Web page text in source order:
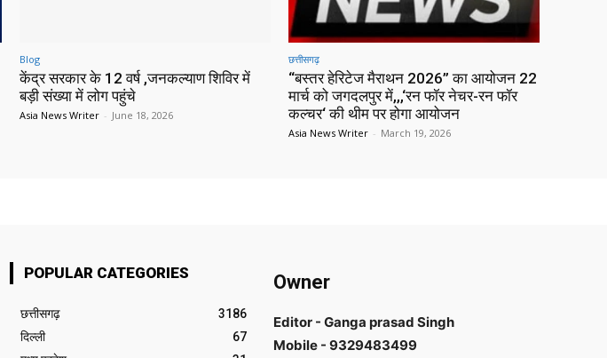
Blog
केंद्र सरकार के 12 वर्ष ,जनकल्याण शिविर में
बड़ी संख्या में लोग पहुंचे
Asia News Writer - June 18, 2026
छत्तीसगढ़
“बस्तर हेरिटेज मैराथन 2026” का आयोजन 22
मार्च को जगदलपुर में,,,‘रन फॉर नेचर-रन फॉर
कल्चर‘ की थीम पर होगा आयोजन
Asia News Writer - March 19, 2026
POPULAR CATEGORIES
छत्तीसगढ़
3186
दिल्ली
67
Owner
Editor - Ganga prasad Singh
Mobile - 9329483499